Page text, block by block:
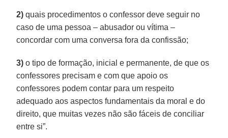
2) quais procedimentos o confessor deve seguir no
caso de uma pessoa – abusador ou vítima –
concordar com uma conversa fora da confissão;
3) o tipo de formação, inicial e permanente, de que os
confessores precisam e com que apoio os
confessores podem contar para um respeito
adequado aos aspectos fundamentais da moral e do
direito, que muitas vezes não são fáceis de conciliar
entre si”.